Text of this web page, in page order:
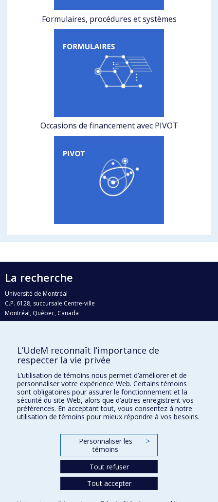
Formulaires, procédures et systèmes
Occasions de financement avec PIVOT
La recherche
Université de Montréal
C.P. 6128, succursale Centre-ville
Montréal, Québec, Canada
H3C 3J7
Qui fait quoi?
Nous trouver
Plan du site
Accessibilité
L’UdeM reconnaît l’importance de
respecter la vie privée
L’utilisation de témoins nous permet d’améliorer et de
personnaliser votre expérience Web. Certains témoins
sont obligatoires pour assurer le fonctionnement et la
sécurité du site Web, alors que d’autres enregistrent vos
préférences. En acceptant tout, vous consentez à notre
utilisation de témoins pour mieux répondre à vos besoins.
Personnaliser les
témoins
>
Tout refuser
Tout accepter